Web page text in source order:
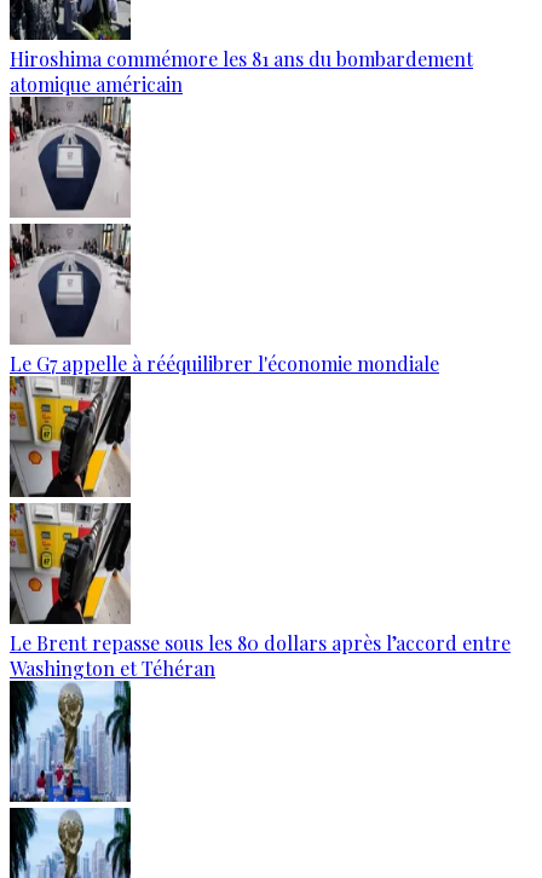
Hiroshima commémore les 81 ans du bombardement
atomique américain
Le G7 appelle à rééquilibrer l'économie mondiale
Le Brent repasse sous les 80 dollars après l’accord entre
Washington et Téhéran